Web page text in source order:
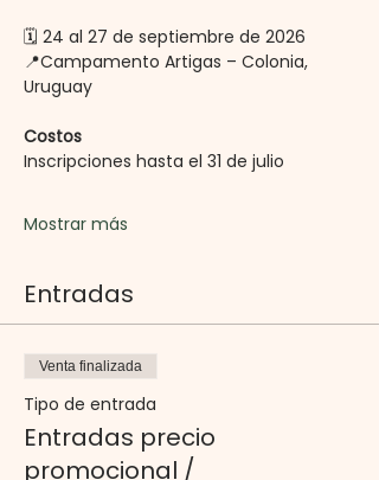
🗓️ 24 al 27 de septiembre de 2026
📍Campamento Artigas – Colonia,
Uruguay
Costos
Inscripciones hasta el 31 de julio
Mostrar más
Entradas
Venta finalizada
Tipo de entrada
Entradas precio
promocional /